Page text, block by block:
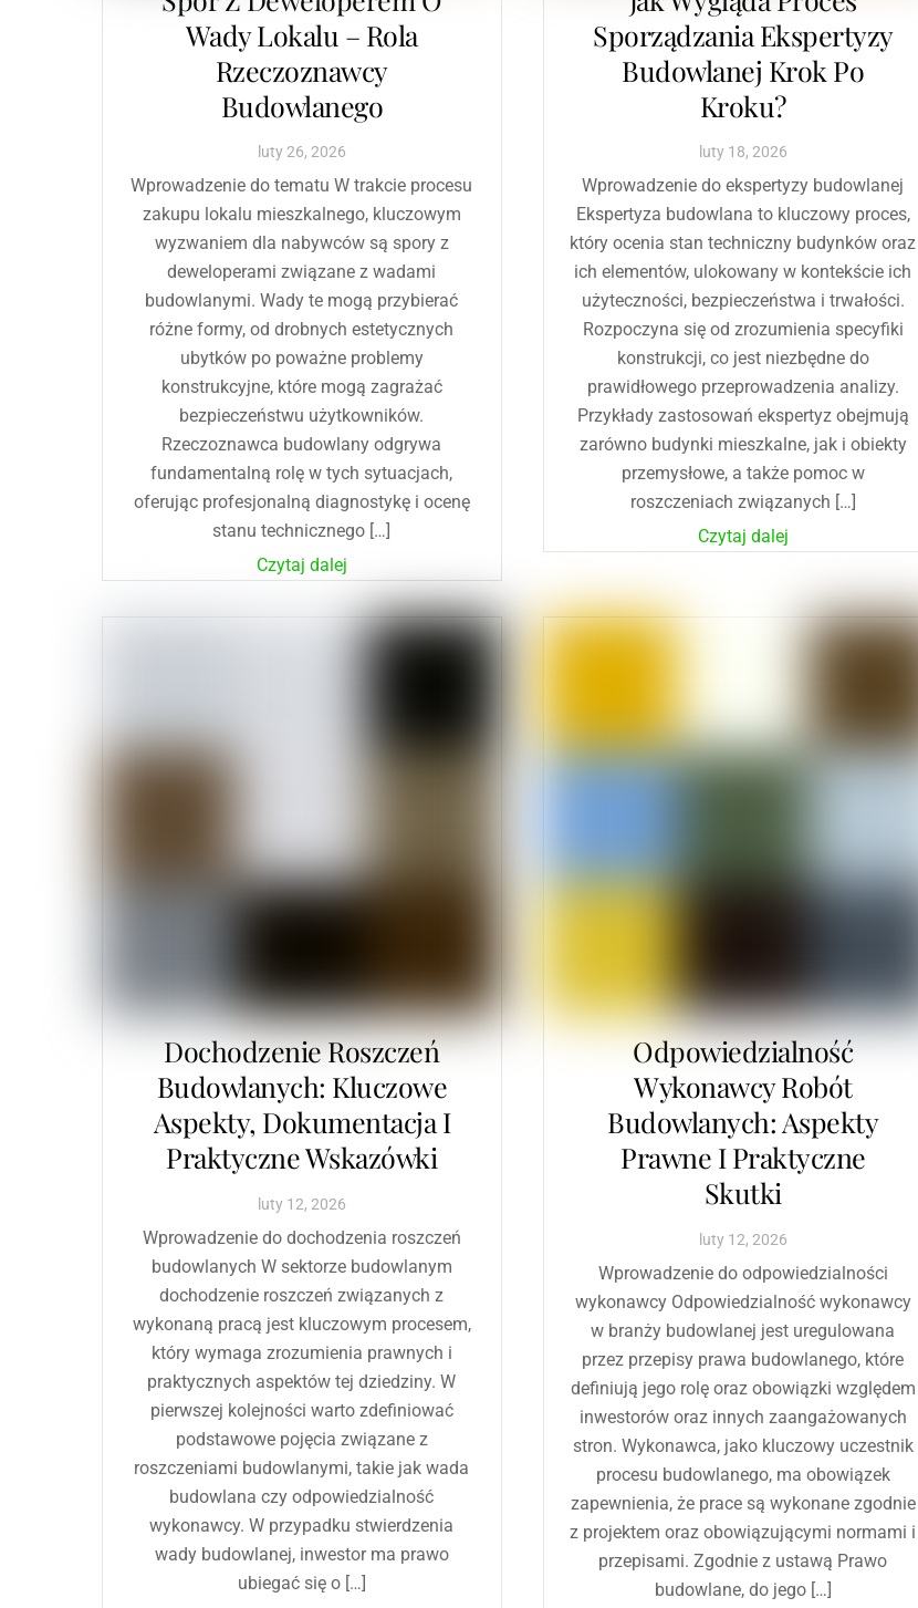
Wady Lokalu – Rola
Rzeczoznawcy
Budowlanego
luty26, 2026
Wprowadzenie do tematu W trakcie procesu
zakupu lokalu mieszkalnego, kluczowym
wyzwaniem dla nabywców są spory z
deweloperami związane z wadami
budowlanymi. Wady te mogą przybierać
różne formy, od drobnych estetycznych
ubytków po poważne problemy
konstrukcyjne, które mogą zagrażać
bezpieczeństwu użytkowników.
Rzeczoznawca budowlany odgrywa
fundamentalną rolę w tych sytuacjach,
oferując profesjonalną diagnostykę i ocenę
stanu technicznego […]
Czytaj dalej
Sporządzania Ekspertyzy
Budowlanej Krok Po
Kroku?
luty 18, 2026
Wprowadzenie do ekspertyzy budowlanej
Ekspertyza budowlana to kluczowy proces,
który ocenia stan techniczny budynków oraz
ich elementów, ulokowany w kontekście ich
użyteczności, bezpieczeństwa i trwałości.
Rozpoczyna się od zrozumienia specyfiki
konstrukcji, co jest niezbędne do
prawidłowego przeprowadzenia analizy.
Przykłady zastosowań ekspertyz obejmują
zarówno budynki mieszkalne, jak i obiekty
przemysłowe, a także pomoc w
roszczeniach związanych […]
Czytaj dalej
Dochodzenie Roszczeń
Budowlanych: Kluczowe
Aspekty, Dokumentacja I
Praktyczne Wskazówki
luty 12, 2026
Wprowadzenie do dochodzenia roszczeń
budowlanych W sektorze budowlanym
dochodzenie roszczeń związanych z
wykonaną pracą jest kluczowym procesem,
który wymaga zrozumienia prawnych i
praktycznych aspektów tej dziedziny. W
pierwszej kolejności warto zdefiniować
podstawowe pojęcia związane z
roszczeniami budowlanymi, takie jak wada
budowlana czy odpowiedzialność
wykonawcy. W przypadku stwierdzenia
wady budowlanej, inwestor ma prawo
ubiegać się o […]
Odpowiedzialność
Wykonawcy Robót
Budowlanych: Aspekty
Prawne I Praktyczne
Skutki
luty 12, 2026
Wprowadzenie do odpowiedzialności
wykonawcy Odpowiedzialność wykonawcy
w branży budowlanej jest uregulowana
przez przepisy prawa budowlanego, które
definiują jego rolę oraz obowiązki względem
inwestorów oraz innych zaangażowanych
stron. Wykonawca, jako kluczowy uczestnik
procesu budowlanego, ma obowiązek
zapewnienia, że prace są wykonane zgodnie
z projektem oraz obowiązującymi normami i
przepisami. Zgodnie z ustawą Prawo
budowlane, do jego […]